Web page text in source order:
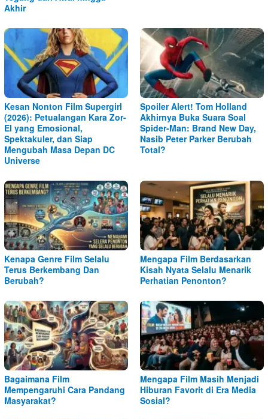
Akhir
Kesan Nonton Film Supergirl
(2026): Petualangan Kara Zor-
El yang Emosional,
Spektakuler, dan Siap
Mengubah Masa Depan DC
Universe
Spoiler Alert! Tom Holland
Akhirnya Buka Suara Soal
Spider-Man: Brand New Day,
Nasib Peter Parker Berubah
Total?
Kenapa Genre Film Selalu
Terus Berkembang Dan
Berubah?
Mengapa Film Berdasarkan
Kisah Nyata Selalu Menarik
Perhatian Penonton?
Bagaimana Film
Mempengaruhi Cara Pandang
Masyarakat?
Mengapa Film Masih Menjadi
Hiburan Favorit di Era Media
Sosial?